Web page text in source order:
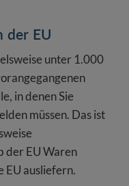
der EU
unter 1.000
in denen Sie
müssen. Das ist
der EU Waren
EU ausliefern.